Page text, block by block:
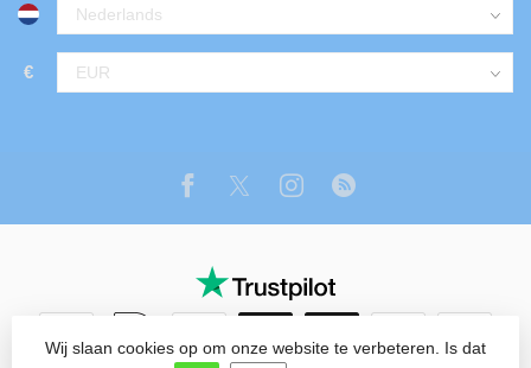
€
Wij slaan cookies op om onze website te verbeteren. Is dat